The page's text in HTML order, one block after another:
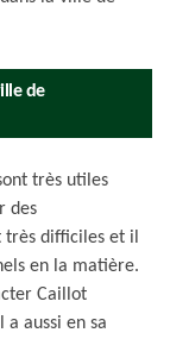
de
très utiles
des
difficiles et il
en la matière.
Caillot
a aussi en sa